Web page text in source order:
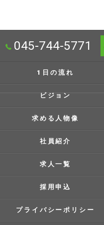
045-744-5771
1日の流れ
ビジョン
求める人物像
社員紹介
求人一覧
採用申込
プライバシーポリシー